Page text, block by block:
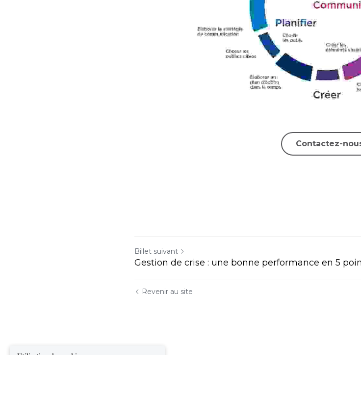
Contactez-
Billet suivant
Gestion de crise : une bonne performance en 5
Revenir au site
navigation, la sécurité et la collecte de données. En acceptant,